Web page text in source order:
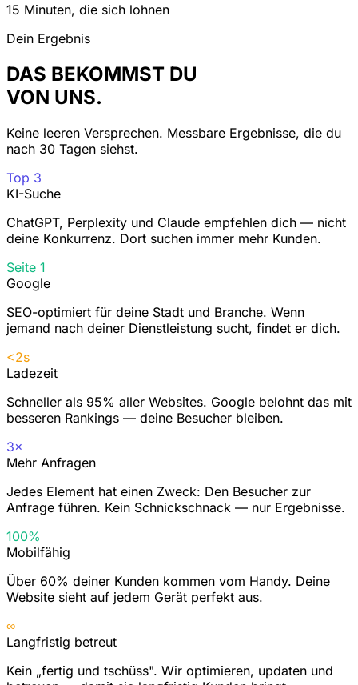
15 Minuten, die sich lohnen
Dein Ergebnis
DAS BEKOMMST DU
VON UNS.
Keine leeren Versprechen. Messbare Ergebnisse, die du
nach 30 Tagen siehst.
Top 3
KI-Suche
ChatGPT, Perplexity und Claude empfehlen dich — nicht
deine Konkurrenz. Dort suchen immer mehr Kunden.
Seite 1
Google
SEO-optimiert für deine Stadt und Branche. Wenn
jemand nach deiner Dienstleistung sucht, findet er dich.
<2s
Ladezeit
Schneller als 95% aller Websites. Google belohnt das mit
besseren Rankings — deine Besucher bleiben.
3×
Mehr Anfragen
Jedes Element hat einen Zweck: Den Besucher zur
Anfrage führen. Kein Schnickschnack — nur Ergebnisse.
100%
Mobilfähig
Über 60% deiner Kunden kommen vom Handy. Deine
Website sieht auf jedem Gerät perfekt aus.
∞
Langfristig betreut
Kein „fertig und tschüss". Wir optimieren, updaten und